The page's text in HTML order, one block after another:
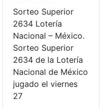
Sorteo Superior
2634 Lotería
Nacional – México.
Sorteo Superior
2634 de la Lotería
Nacional de México
jugado el viernes
27